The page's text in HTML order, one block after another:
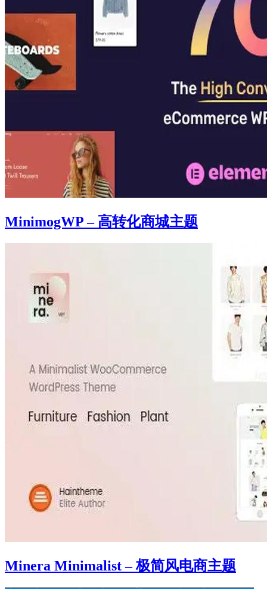
MinimogWP – 高转化商城主题
Minera Minimalist – 极简风电商主题